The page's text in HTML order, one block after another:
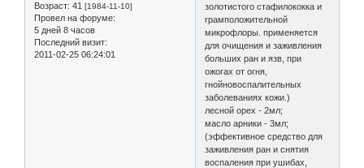
Возраст: 41 [1984-11-10]
Провел на форуме:
5 дней 8 часов
Последний визит:
2011-02-25 06:24:01
золотистого стафилококка и
грамположительной
микрофлоры. применяется
для очищения и заживления
больших ран и язв, при
ожогах от огня,
гнойновоспалительных
заболеваниях кожи.)
лесной орех - 2мл;
масло арники - 3мл;
(эффективное средство для
заживления ран и снятия
воспаления при ушибах,